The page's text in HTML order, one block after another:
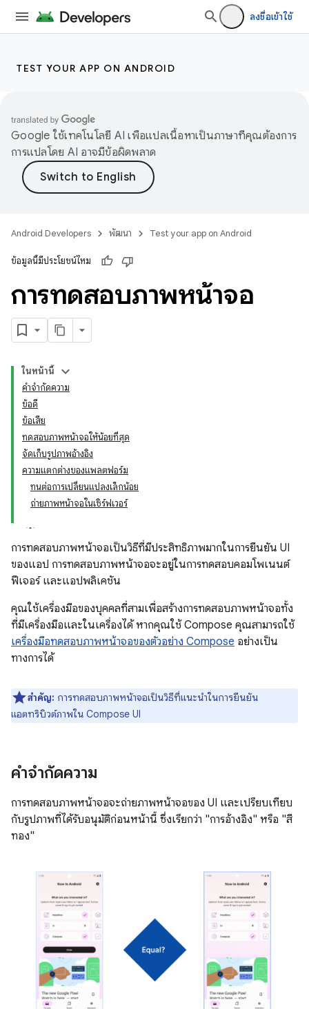
ลงชื่อเข้าใช้
TEST YOUR APP ON ANDROID
Google ใช้เทคโนโลยี AI เพื่อแปลเนื้อหาเป็นภาษาที่คุณต้องการ
การแปลโดย AI อาจมีข้อผิดพลาด
Android Developers พัฒนา Test your app on Android
ข้อมูลนี้มีประโยชน์ไหม
การทดสอบภาพหน้าจอ
ในหน้านี้
คำจำกัดความ
ข้อดี
ข้อเสีย
ทดสอบภาพหน้าจอให้น้อยที่สุด
จัดเก็บรูปภาพอ้างอิง
ความแตกต่างของแพลตฟอร์ม
ทนต่อการเปลี่ยนแปลงเล็กน้อย
ถ่ายภาพหน้าจอในเซิร์ฟเวอร์
การทดสอบภาพหน้าจอเป็นวิธีที่มีประสิทธิภาพมากในการยืนยัน UI
ของแอป การทดสอบภาพหน้าจอจะอยู่ในการทดสอบคอมโพเนนต์
ฟีเจอร์ และแอปพลิเคชัน
คุณใช้เครื่องมือของบุคคลที่สามเพื่อสร้างการทดสอบภาพหน้าจอทั้ง
ที่มีเครื่องมือและในเครื่องได้ หากคุณใช้ Compose คุณสามารถใช้
เครื่องมือทดสอบภาพหน้าจอของตัวอย่าง Compose อย่างเป็น
ทางการได้
สำคัญ: การทดสอบภาพหน้าจอเป็นวิธีที่แนะนำในการยืนยัน
แอตทริบิวต์ภาพใน Compose UI
คำจำกัดความ
การทดสอบภาพหน้าจอจะถ่ายภาพหน้าจอของ UI และเปรียบเทียบ
กับรูปภาพที่ได้รับอนุมัติก่อนหน้านี้ ซึ่งเรียกว่า "การอ้างอิง" หรือ "สี
ทอง"